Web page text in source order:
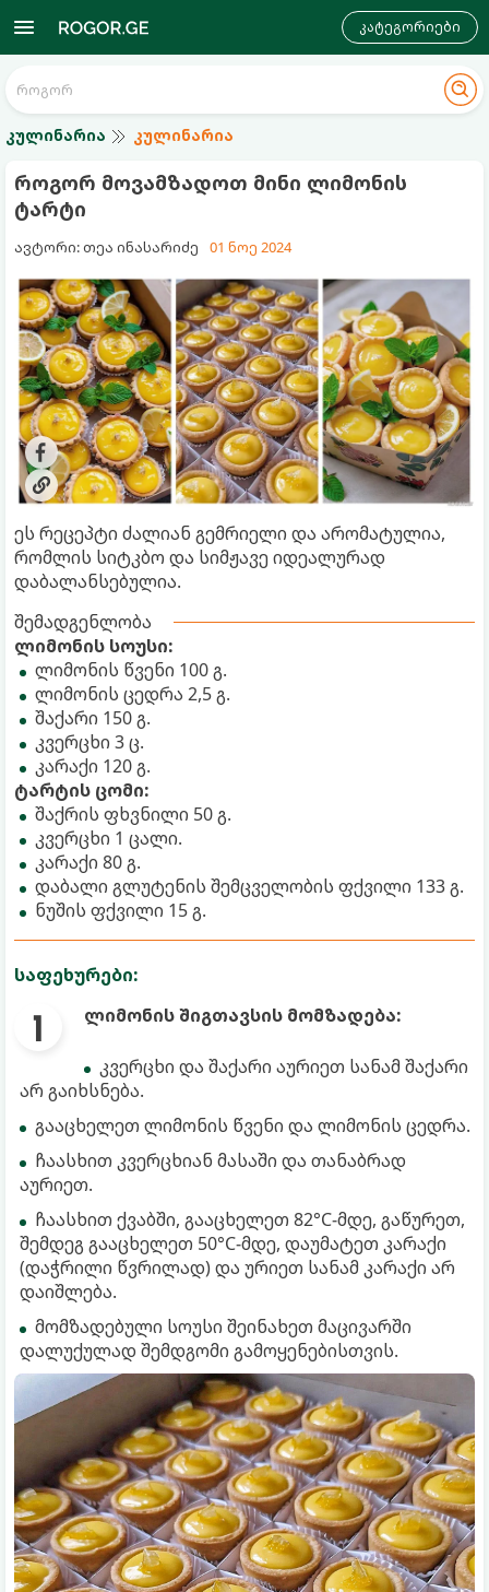
კატეგორიები
კულინარია კულინარია
როგორ მოვამზადოთ მინი ლიმონის
ტარტი
ავტორი: თეა ინასარიძე 01 ნოე 2024
ეს რეცეპტი ძალიან გემრიელი და არომატულია,
რომლის სიტკბო და სიმჟავე იდეალურად
დაბალანსებულია.
შემადგენლობა
ლიმონის სოუსი:
ლიმონის წვენი 100 გ.
ლიმონის ცედრა 2,5 გ.
შაქარი 150 გ.
კვერცხი 3 ც.
კარაქი 120 გ.
ტარტის ცომი:
შაქრის ფხვნილი 50 გ.
კვერცხი 1 ცალი.
კარაქი 80 გ.
დაბალი გლუტენის შემცველობის ფქვილი 133 გ.
ნუშის ფქვილი 15 გ.
საფეხურები:
ლიმონის შიგთავსის მომზადება:
კვერცხი და შაქარი აურიეთ სანამ შაქარი
არ გაიხსნება.
გააცხელეთ ლიმონის წვენი და ლიმონის ცედრა.
ჩაასხით კვერცხიან მასაში და თანაბრად
აურიეთ.
ჩაასხით ქვაბში, გააცხელეთ 82°C-მდე, გაწურეთ,
შემდეგ გააცხელეთ 50°C-მდე, დაუმატეთ კარაქი
(დაჭრილი წვრილად) და ურიეთ სანამ კარაქი არ
დაიშლება.
მომზადებული სოუსი შეინახეთ მაცივარში
დალუქულად შემდგომი გამოყენებისთვის.